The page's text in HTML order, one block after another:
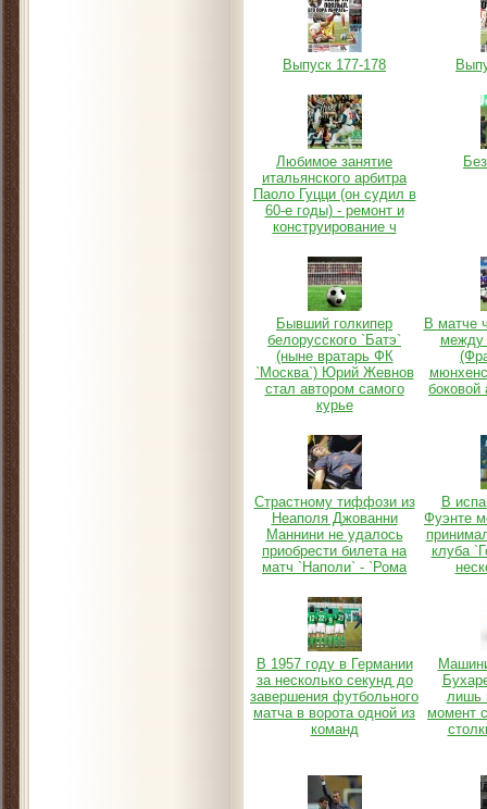
Выпуск 177-178
Любимое занятие
итальянского арбитра
Паоло Гуцци (он судил в
60-е годы) - ремонт и
конструирование ч
Бывший голкипер
белорусского `Батэ`
(ныне вратарь ФК
`Москва`) Юрий Жевнов
стал автором самого
курье
В матче
между
боковой
Страстному тиффози из
Неаполя Джованни
Маннини не удалось
приобрести билета на
матч `Наполи` - `Рома
В
Фуэнте
клуба
В 1957 году в Германии
за несколько секунд до
завершения футбольного
матча в ворота одной из
команд
лишь
момент